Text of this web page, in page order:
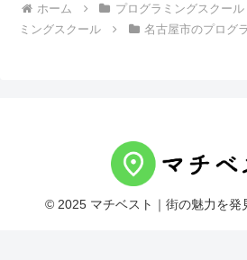
ホーム プログラミングスクール
ミングスクール
名古屋市のプログ
© 2025 マチベスト｜街の魅力を発